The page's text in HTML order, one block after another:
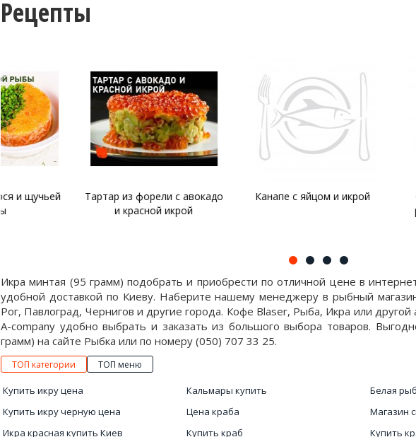
Рецепты
Тартар из форели с авокадо
и красной икрой
Канапе с яйцом и икрой
Салат с
рисом и
Икра минтая (95 грамм) подобрать и приобрести по отличной цене в
удобной доставкой по Киеву. Наберите нашему менеджеру в рыбный
Рог, Павлоград, Чернигов и другие города. Кофе Blaser, Рыба, Икра или
A-company удобно выбрать и заказать из большого выбора товаров.
грамм) на сайте Рыбка или по номеру (050) 707 33 25.
ТОП категории ТОП меню
Купить икру цена
Купить икру черную цена
Икра красная купить Киев
Кальмары купить
Цена краба
Купить краб
Белая
Магазин
Купить